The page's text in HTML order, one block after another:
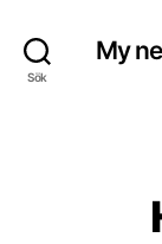
Sök
My